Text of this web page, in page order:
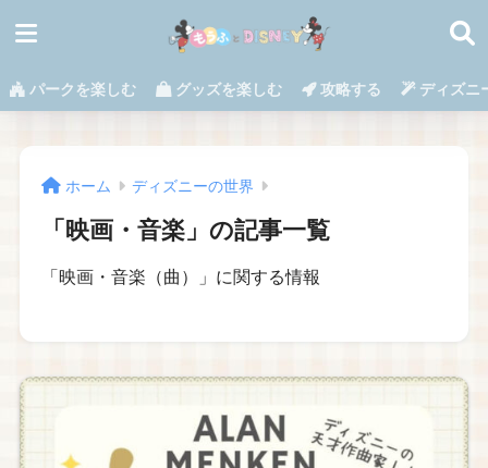
パークを楽しむ グッズを楽しむ 攻略する ディズニ
ホーム ディズニーの世界
「映画・音楽」の記事一覧
「映画・音楽（曲）」に関する情報